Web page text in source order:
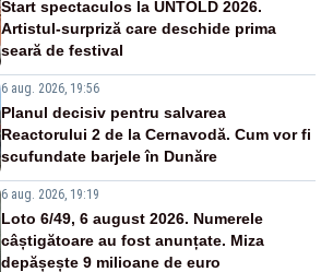
Start spectaculos la UNTOLD 2026.
Artistul-surpriză care deschide prima
seară de festival
6 aug. 2026, 19:56
Planul decisiv pentru salvarea
Reactorului 2 de la Cernavodă. Cum vor fi
scufundate barjele în Dunăre
6 aug. 2026, 19:19
Loto 6/49, 6 august 2026. Numerele
câștigătoare au fost anunțate. Miza
depășește 9 milioane de euro